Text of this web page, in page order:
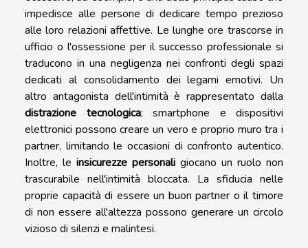
impedisce alle persone di dedicare tempo prezioso
alle loro relazioni affettive. Le lunghe ore trascorse in
ufficio o l'ossessione per il successo professionale si
traducono in una negligenza nei confronti degli spazi
dedicati al consolidamento dei legami emotivi. Un
altro antagonista dell'intimità è rappresentato dalla
distrazione tecnologica; smartphone e dispositivi
elettronici possono creare un vero e proprio muro tra i
partner, limitando le occasioni di confronto autentico.
Inoltre, le insicurezze personali giocano un ruolo non
trascurabile nell'intimità bloccata. La sfiducia nelle
proprie capacità di essere un buon partner o il timore
di non essere all'altezza possono generare un circolo
vizioso di silenzi e malintesi.